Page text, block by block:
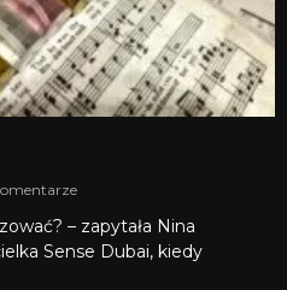
– zapytała Nina
Sense Dubai, kiedy